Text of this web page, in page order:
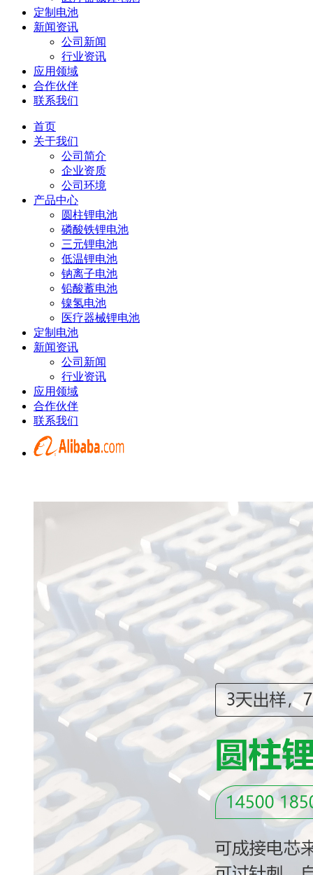
定制电池
新闻资讯
公司新闻
行业资讯
应用领域
合作伙伴
联系我们
首页
关于我们
公司简介
企业资质
公司环境
产品中心
圆柱锂电池
磷酸铁锂电池
三元锂电池
低温锂电池
钠离子电池
铅酸蓄电池
镍氢电池
医疗器械锂电池
定制电池
新闻资讯
公司新闻
行业资讯
应用领域
合作伙伴
联系我们